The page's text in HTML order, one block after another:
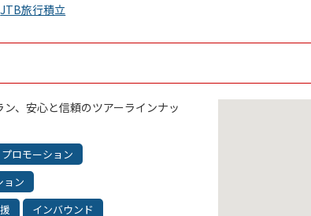
JTB旅行積立
、安心と信頼のツアーラインナッ
プロモーション
ョン
インバウンド